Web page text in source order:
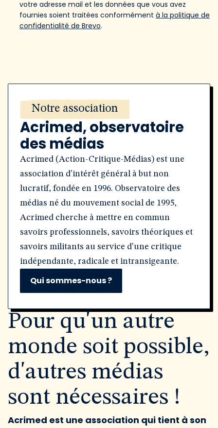
votre adresse mail et les données que vous avez
fournies soient traitées conformément à la politique de
confidentialité de Brevo.
Notre association
Acrimed, observatoire
des médias
Acrimed (Action-Critique-Médias) est une
association d'intérêt général à but non
lucratif, fondée en 1996. Observatoire des
médias né du mouvement social de 1995,
Acrimed cherche à mettre en commun
savoirs professionnels, savoirs théoriques et
savoirs militants au service d'une critique
indépendante, radicale et intransigeante.
Qui sommes-nous ?
Pour qu'un autre
monde soit possible,
d'autres médias
sont nécessaires !
Acrimed est une association qui tient à son